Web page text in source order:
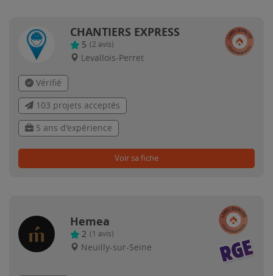
CHANTIERS EXPRESS
5 (2 avis)
Levallois-Perret
Vérifié
103 projets acceptés
5 ans d'expérience
Voir sa fiche
Hemea
2 (1 avis)
Neuilly-sur-Seine